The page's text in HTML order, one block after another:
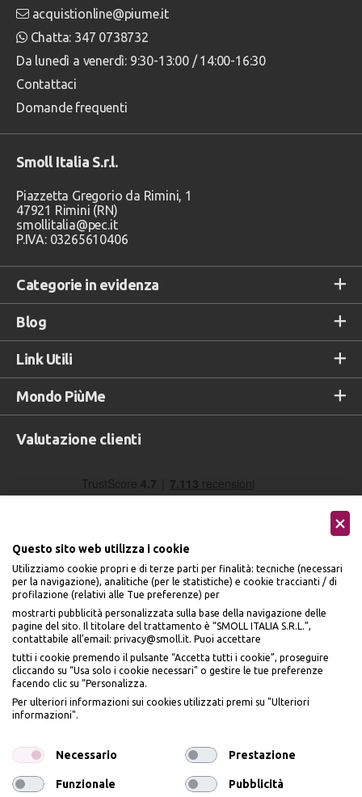
Categorie in evidenza
Blog
Link Utili
Mondo PiùMe
acquistionline@piume.it
Chatta: 347 0738732
Da lunedì a venerdì: 9:30-13:00 / 14:00-16:30
Contattaci
Domande frequenti
Smoll Italia S.r.l.
Piazzetta Gregorio da Rimini, 1
47921 Rimini (RN)
smollitalia@pec.it
P.IVA: 03265610406
Valutazione clienti
Accettiamo
Seguici sui social
Questo sito web utilizza i cookie
Utilizziamo cookie propri e di terze parti per finalità: tecniche (necessari
per la navigazione), analitiche (per le statistiche) e cookie traccianti / di
profilazione (relativi alle Tue preferenze) per
mostrarti pubblicità personalizzata sulla base della navigazione delle
pagine del sito. Il titolare del trattamento è “SMOLL ITALIA S.R.L.”,
contattabile all'email: privacy@smoll.it. Puoi accettare
tutti i cookie premendo il pulsante “Accetta tutti i cookie”, proseguire
cliccando su “Usa solo i cookie necessari" o gestire le tue preferenze
facendo clic su “Personalizza.
Per ulteriori informazioni sui cookies utilizzati premi su "Ulteriori
informazioni".
Necessario Prestazione
Funzionale Pubblicità
BENVENUTO DA
PIÙME
IL10% DI SCONTO